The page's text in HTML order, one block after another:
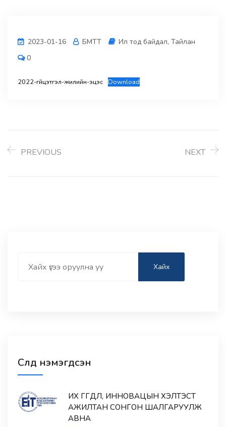
2023-01-16 БМТТ Ил тод байдал, Тайлан
0
2022-гүйцэтгэл-жилийн-эцэс Download
PREVIOUS NEXT
Хайх
Сүүлд нэмэгдсэн
ИХ ӨГӨГДӨЛ, ИННОВАЦЫН ХЭЛТЭСТ
АЖИЛТАН СОНГОН ШАЛГАРУУЛЖ
АВНА